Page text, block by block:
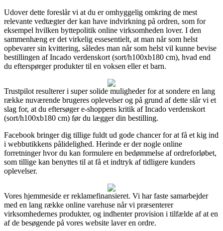
Udover dette foreslår vi at du er omhyggelig omkring de mest
relevante vedtægter der kan have indvirkning på ordren, som for
eksempel hvilken byttepolitik online virksomheden lover. I den
sammenhæng er det virkelig essesentielt, at man når som helst
opbevarer sin kvittering, således man når som helst vil kunne bevise
bestillingen af Incado verdenskort (sort/h100xb180 cm), hvad end
du efterspørger produkter til en voksen eller et barn.
Trustpilot resulterer i super solide muligheder for at sondere en lang
række nuværende brugeres oplevelser og på grund af dette slår vi et
slag for, at du eftersøger e-shoppens kritik af Incado verdenskort
(sort/h100xb180 cm) før du lægger din bestilling.
Facebook bringer dig tillige fuldt ud gode chancer for at få et kig ind
i webbutikkens pålidelighed. Herinde er der nogle online
forretninger hvor du kan formulere en bedømmelse af ordreforløbet,
som tillige kan benyttes til at få et indtryk af tidligere kunders
oplevelser.
Vores hjemmeside er reklamefinansieret. Vi har faste samarbejder
med en lang række online varehuse når vi præsenterer
virksomhedernes produkter, og indhenter provision i tilfælde af at en
af de besøgende på vores website laver en ordre.